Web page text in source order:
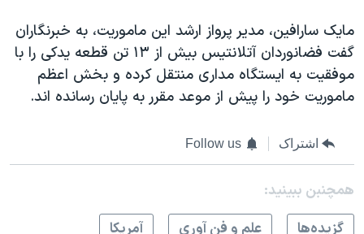
مایک سارافین، مدیر پرواز ارشد این ماموریت، به خبرنگاران
گفت فضانوردان آتلانتیس بیش از ١٣ تن قطعه یدکی را با
موفقیت به ایستگاه مداری منتقل کرده و بخش اعظم
ماموریت خود را پیش از موعد مقرر به پایان رسانده اند.
اشتراک Follow us
همچنبن ببینید:
گزيده‌ها
علم و فن آوری آمريکا